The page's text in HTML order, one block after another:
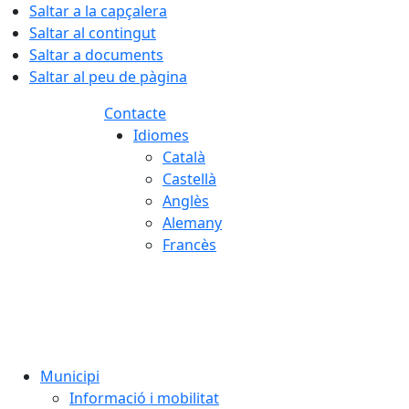
Saltar a la capçalera
Saltar al contingut
Saltar a documents
Saltar al peu de pàgina
Contacte
Idiomes
Català
Castellà
Anglès
Alemany
Francès
Municipi
Informació i mobilitat